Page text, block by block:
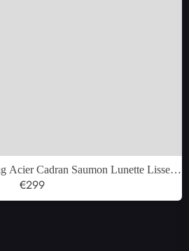
Acier Cadran Saumon Lunette Lisse
Homme 14000
€299